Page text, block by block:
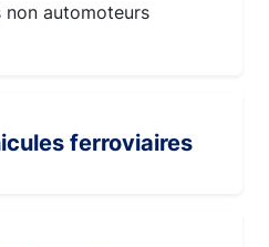
non automoteurs
ferroviaires